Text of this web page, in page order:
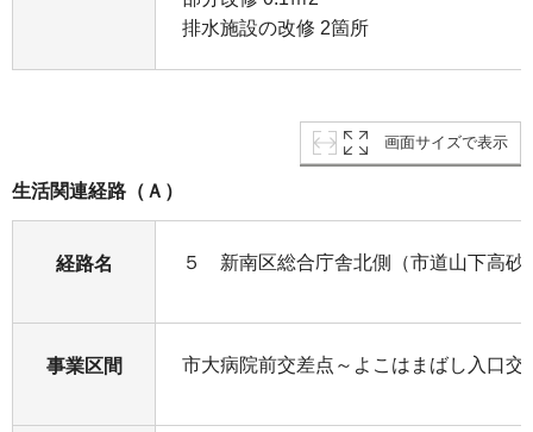
排水施設の改修 2箇所
画面サイズで表示
生活関連経路（Ａ）
経路名 ５ 新南区総合庁舎北側（市道山下高砂
事業区間 市大病院前交差点～よこはまばし入口交